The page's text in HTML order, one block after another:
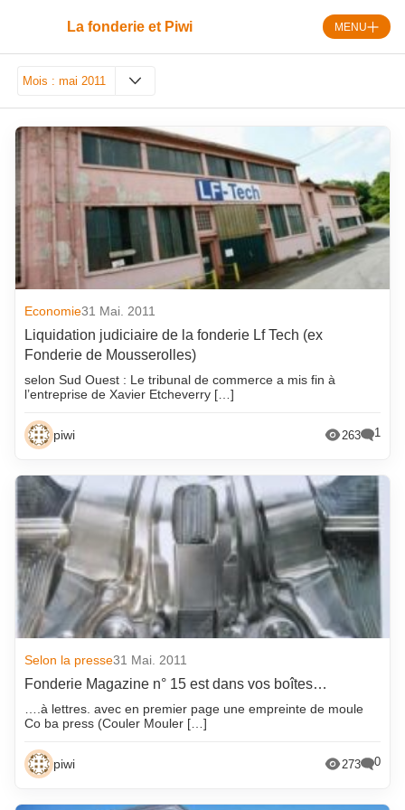
La fonderie et Piwi MENU
Mois : mai 2011
août 2026
juillet 2026
juin 2026
mai 2026
avril 2026
mars 2026
février 2026
janvier 2026
décembre 2025
novembre 2025
octobre 2025
septembre 2025
août 2025
juillet 2025
juin 2025
mai 2025
avril 2025
mars 2025
février 2025
janvier 2025
décembre 2024
octobre 2024
septembre 2018
août 2018
juillet 2018
juin 2018
mai 2018
avril 2018
février 2018
janvier 2018
décembre 2017
septembre 2017
août 2017
juillet 2017
juin 2017
mai 2017
avril 2017
février 2017
janvier 2017
Economie31 Mai. 2011
Liquidation judiciaire de la fonderie Lf Tech (ex
Fonderie de Mousserolles)
selon Sud Ouest : Le tribunal de commerce a mis fin à
l’entreprise de Xavier Etcheverry […]
piwi 263 1
Selon la presse31 Mai. 2011
Fonderie Magazine n° 15 est dans vos boîtes…
….à lettres. avec en premier page une empreinte de moule
Co ba press (Couler Mouler […]
piwi 273 0